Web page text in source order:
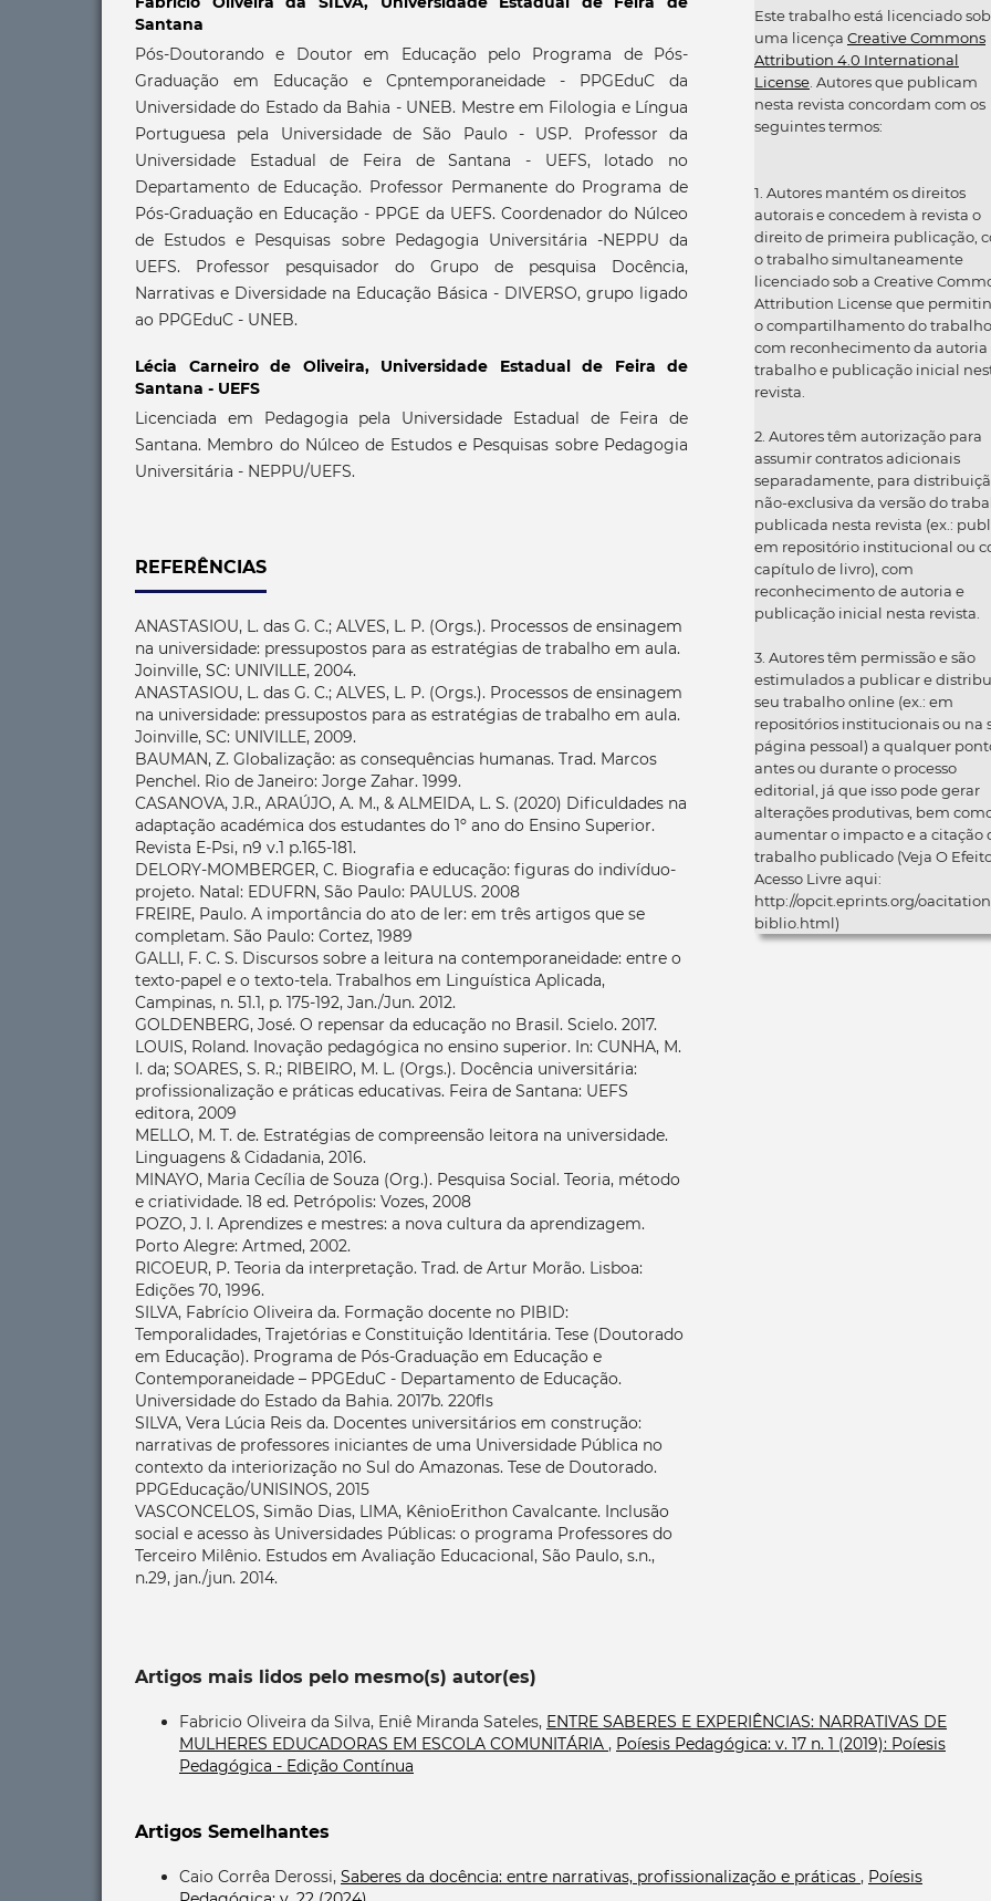
Santana
Pós-Doutorando e Doutor em Educação pelo Programa de Pós-
Graduação em Educação e Cpntemporaneidade - PPGEduC da
Universidade do Estado da Bahia - UNEB. Mestre em Filologia e Língua
Portuguesa pela Universidade de São Paulo - USP. Professor da
Universidade Estadual de Feira de Santana - UEFS, lotado no
Departamento de Educação. Professor Permanente do Programa de
Pós-Graduação en Educação - PPGE da UEFS. Coordenador do Núlceo
de Estudos e Pesquisas sobre Pedagogia Universitária -NEPPU da
UEFS. Professor pesquisador do Grupo de pesquisa Docência,
Narrativas e Diversidade na Educação Básica - DIVERSO, grupo ligado
ao PPGEduC - UNEB.
Lécia Carneiro de Oliveira, Universidade Estadual de Feira de
Santana - UEFS
Licenciada em Pedagogia pela Universidade Estadual de Feira de
Santana. Membro do Núlceo de Estudos e Pesquisas sobre Pedagogia
Universitária - NEPPU/UEFS.
REFERÊNCIAS
ANASTASIOU, L. das G. C.; ALVES, L. P. (Orgs.). Processos de ensinagem
na universidade: pressupostos para as estratégias de trabalho em aula.
Joinville, SC: UNIVILLE, 2004.
ANASTASIOU, L. das G. C.; ALVES, L. P. (Orgs.). Processos de ensinagem
na universidade: pressupostos para as estratégias de trabalho em aula.
Joinville, SC: UNIVILLE, 2009.
BAUMAN, Z. Globalização: as consequências humanas. Trad. Marcos
Penchel. Rio de Janeiro: Jorge Zahar. 1999.
CASANOVA, J.R., ARAÚJO, A. M., & ALMEIDA, L. S. (2020) Dificuldades na
adaptação académica dos estudantes do 1º ano do Ensino Superior.
Revista E-Psi, n9 v.1 p.165-181.
DELORY-MOMBERGER, C. Biografia e educação: figuras do indivíduo-
projeto. Natal: EDUFRN, São Paulo: PAULUS. 2008
FREIRE, Paulo. A importância do ato de ler: em três artigos que se
completam. São Paulo: Cortez, 1989
GALLI, F. C. S. Discursos sobre a leitura na contemporaneidade: entre o
texto-papel e o texto-tela. Trabalhos em Linguística Aplicada,
Campinas, n. 51.1, p. 175-192, Jan./Jun. 2012.
GOLDENBERG, José. O repensar da educação no Brasil. Scielo. 2017.
LOUIS, Roland. Inovação pedagógica no ensino superior. In: CUNHA, M.
I. da; SOARES, S. R.; RIBEIRO, M. L. (Orgs.). Docência universitária:
profissionalização e práticas educativas. Feira de Santana: UEFS
editora, 2009
MELLO, M. T. de. Estratégias de compreensão leitora na universidade.
Linguagens & Cidadania, 2016.
MINAYO, Maria Cecília de Souza (Org.). Pesquisa Social. Teoria, método
e criatividade. 18 ed. Petrópolis: Vozes, 2008
POZO, J. I. Aprendizes e mestres: a nova cultura da aprendizagem.
Porto Alegre: Artmed, 2002.
RICOEUR, P. Teoria da interpretação. Trad. de Artur Morão. Lisboa:
Edições 70, 1996.
SILVA, Fabrício Oliveira da. Formação docente no PIBID:
Temporalidades, Trajetórias e Constituição Identitária. Tese (Doutorado
em Educação). Programa de Pós-Graduação em Educação e
Contemporaneidade – PPGEduC - Departamento de Educação.
Universidade do Estado da Bahia. 2017b. 220fls
SILVA, Vera Lúcia Reis da. Docentes universitários em construção:
narrativas de professores iniciantes de uma Universidade Pública no
contexto da interiorização no Sul do Amazonas. Tese de Doutorado.
PPGEducação/UNISINOS, 2015
VASCONCELOS, Simão Dias, LIMA, KênioErithon Cavalcante. Inclusão
social e acesso às Universidades Públicas: o programa Professores do
Terceiro Milênio. Estudos em Avaliação Educacional, São Paulo, s.n.,
n.29, jan./jun. 2014.
Este trabalho está licenciado sob
uma licença Creative Commons
Attribution 4.0 International
License . Autores que publicam
nesta revista concordam com os
seguintes termos:
1. Autores mantém os direitos
autorais e concedem à revista o
direito de primeira publicação,
o trabalho simultaneamente
licenciado sob a Creative
Attribution License que
o compartilhamento do trabalho
com reconhecimento da autoria
trabalho e publicação inicial
revista.
2. Autores têm autorização para
assumir contratos adicionais
separadamente, para
não-exclusiva da versão do
publicada nesta revista (ex.:
em repositório institucional ou
capítulo de livro), com
reconhecimento de autoria e
publicação inicial nesta revista.
3. Autores têm permissão e são
estimulados a publicar e
seu trabalho online (ex.: em
repositórios institucionais ou na
página pessoal) a qualquer
antes ou durante o processo
editorial, já que isso pode gerar
alterações produtivas, bem
aumentar o impacto e a citação
trabalho publicado (Veja O
Acesso Livre aqui:
http://opcit.eprints.org/
biblio.html)
Artigos mais lidos pelo mesmo(s) autor(es)
Fabricio Oliveira da Silva, Eniê Miranda Sateles, ENTRE SABERES E EXPERIÊNCIAS: NARRATIVAS DE
MULHERES EDUCADORAS EM ESCOLA COMUNITÁRIA , Poíesis Pedagógica: v. 17 n. 1 (2019): Poíesis
Pedagógica - Edição Contínua
Artigos Semelhantes
Caio Corrêa Derossi, Saberes da docência: entre narrativas, profissionalização e práticas , Poíesis